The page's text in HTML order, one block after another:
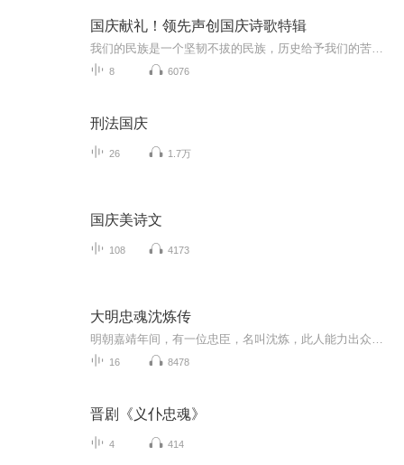
国庆献礼！领先声创国庆诗歌特辑
8 6076
刑法国庆
26 1.7万
国庆美诗文
108 4173
大明忠魂沈炼传
16 8478
晋剧《义仆忠魂》
4 414